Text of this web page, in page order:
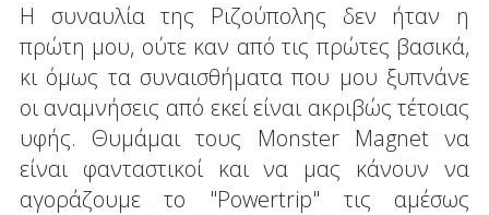
Η συναυλία της Ριζούπολης δεν ήταν η
πρώτη μου, ούτε καν από τις πρώτες βασικά,
κι όμως τα συναισθήματα που μου ξυπνάνε
οι αναμνήσεις από εκεί είναι ακριβώς τέτοιας
υφής. Θυμάμαι τους Monster Magnet να
είναι φανταστικοί και να μας κάνουν να
αγοράζουμε το "Powertrip" τις αμέσως